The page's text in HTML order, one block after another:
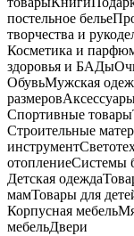
постельное белье
творчества и
Косметика и
здоровья и БАДы
ОбувьМужская
размеров
Спортивные товары
Строительные
инструмент
отоплениеСистемы
Детская одежда
мамТовары для
Корпусная мебель
мебельДвери